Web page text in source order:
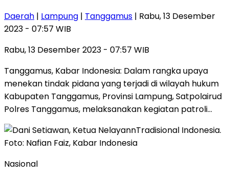
Daerah | Lampung | Tanggamus | Rabu, 13 Desember
2023 - 07:57 WIB
Rabu, 13 Desember 2023 - 07:57 WIB
Tanggamus, Kabar Indonesia: Dalam rangka upaya
menekan tindak pidana yang terjadi di wilayah hukum
Kabupaten Tanggamus, Provinsi Lampung, Satpolairud
Polres Tanggamus, melaksanakan kegiatan patroli…
Nasional